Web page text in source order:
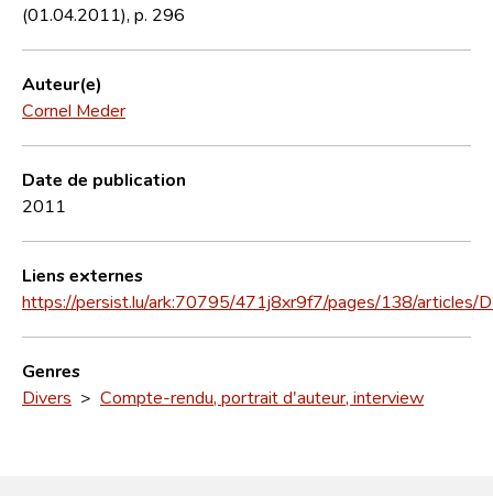
Équipe scientifique
(01.04.2011), p. 296
Auteur(e)
Cornel Meder
Date de publication
2011
Liens externes
https://persist.lu/ark:70795/471j8xr9f7/pages/138/articles/
Genres
Divers > Compte-rendu, portrait d'auteur, interview